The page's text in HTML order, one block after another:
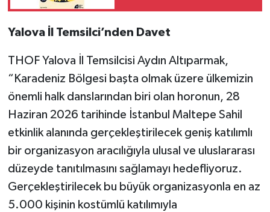
Yalova İl Temsilci’nden Davet
THOF Yalova İl Temsilcisi Aydın Altıparmak,
“Karadeniz Bölgesi başta olmak üzere ülkemizin
önemli halk danslarından biri olan horonun, 28
Haziran 2026 tarihinde İstanbul Maltepe Sahil
etkinlik alanında gerçekleştirilecek geniş katılımlı
bir organizasyon aracılığıyla ulusal ve uluslararası
düzeyde tanıtılmasını sağlamayı hedefliyoruz.
Gerçekleştirilecek bu büyük organizasyonla en az
5.000 kişinin kostümlü katılımıyla